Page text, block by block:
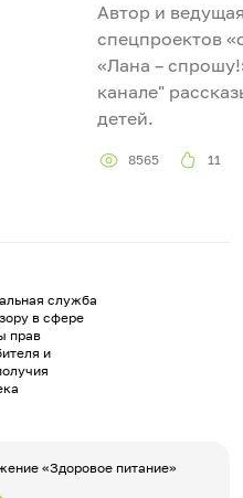
Автор и
спецпроектов
«Лана –
канале"
детей.
8565 11
служба
в сфере
прав
и
«Здоровое питание»